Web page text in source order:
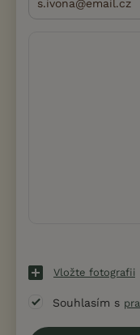
Vložte fotografii
Souhlasím s